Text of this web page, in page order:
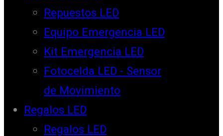
Repuestos LED
Equipo Emergencia LED
Kit Emergencia LED
Fotocelda LED - Sensor
de Movimiento
Regalos LED
Regalos LED